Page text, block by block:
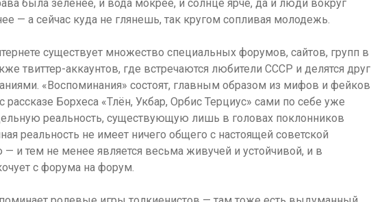
была зеленее, и вода мокрее, и солнце ярче, да и люди вокруг
— а сейчас куда не глянешь, так кругом сопливая молодежь.
существует множество специальных форумов, сайтов, групп в
твиттер-аккаунтов, где встречаются любители СССР и делятся друг
«Воспоминания» состоят, главным образом из мифов и фейков
рассказе Борхеса «Тлён, Укбар, Орбис Терциус» сами по себе уже
реальность, существующую лишь в головах поклонников
реальность не имеет ничего общего с настоящей советской
— и тем не менее является весьма живучей и устойчивой, и в
с форума на форум.